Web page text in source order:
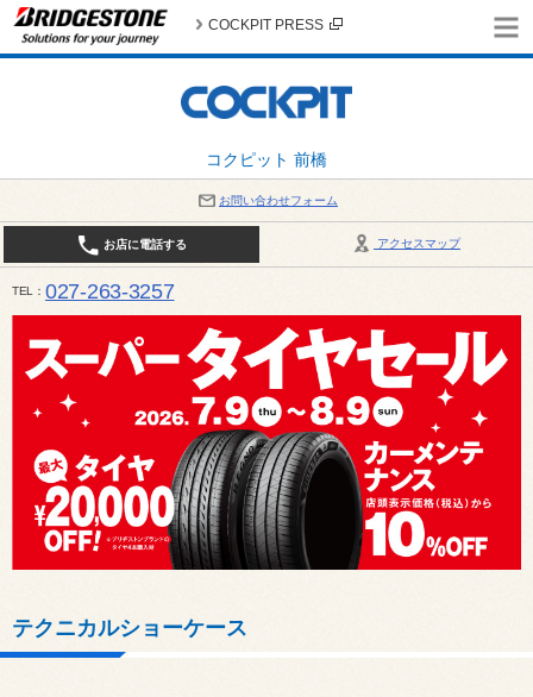
コクピット 前橋
COCKPIT PRESS
お問い合わせフォーム
アクセスマップ
お店に電話する
TEL 027-263-3257
10:00～19:00 / 定休日：8月の店休日 4日(火)、5日(水)、12日(水)〜16日(日)、18日(火)、19日(水)
テクニカルショーケース